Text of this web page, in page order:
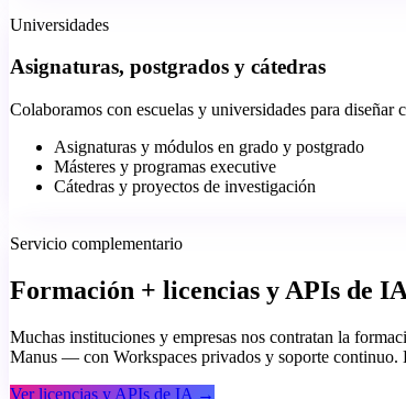
Universidades
Asignaturas, postgrados y cátedras
Colaboramos con escuelas y universidades para
Asignaturas y módulos en grado y postgrado
Másteres y programas executive
Cátedras y proyectos de investigación
Servicio complementario
Formación + licencias y APIs de IA
Muchas instituciones y empresas nos contratan la
Manus — con Workspaces privados y soporte continuo.
Ver licencias y APIs de IA →